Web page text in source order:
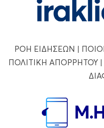
ΡΟΗ ΕΙΔΗΣΕΩΝ |
ΠΟΛΙΤΙΚΗ ΑΠΟΡΡΗΤΟΥ|